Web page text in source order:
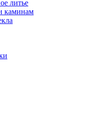
литье
каминам